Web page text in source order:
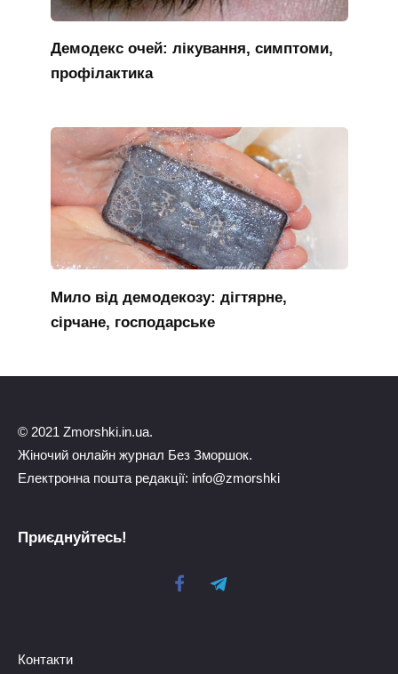
Демодекс очей: лікування, симптоми,
профілактика
Мило від демодекозу: дігтярне,
сірчане, господарське
© 2021 Zmorshki.in.ua.
Жіночий онлайн журнал Без Зморшок.
Електронна пошта редакції: info@zmorshki
Приєднуйтесь!
Контакти